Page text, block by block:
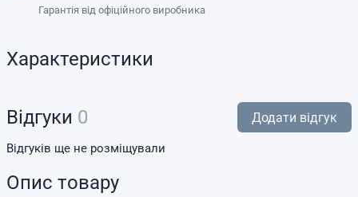
Гарантія від офіційного виробника
Характеристики
Відгуки 0 Додати відгук
Відгуків ще не розміщували
Опис товару